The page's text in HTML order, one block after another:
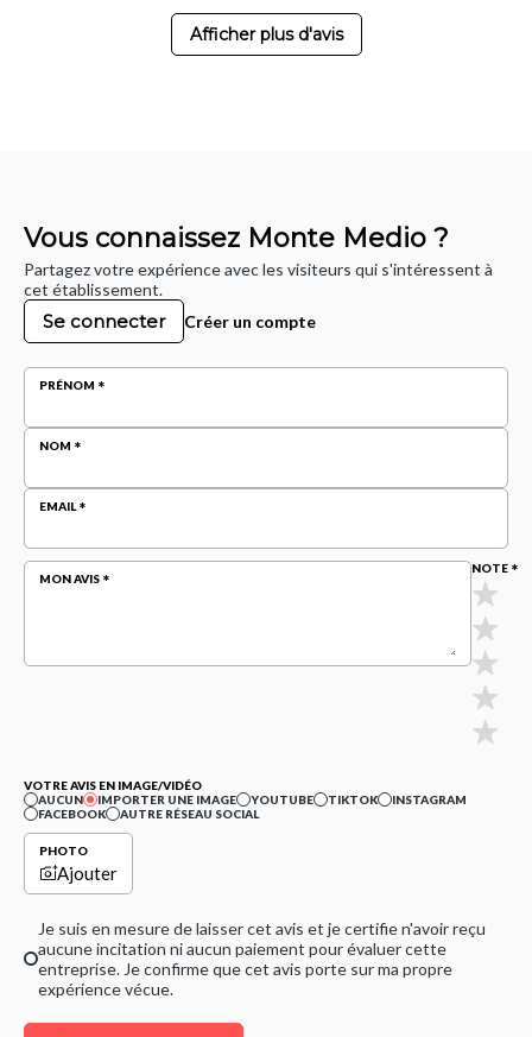
Afficher plus d'avis
Vous connaissez Monte Medio ?
Partagez votre expérience avec les visiteurs qui s'intéressent à
cet établissement.
Se connecter Créer un compte
PRÉNOM
NOM
EMAIL
MON AVIS
NOTE
VOTRE AVIS EN IMAGE/VIDÉO
AUCUN
IMPORTER UNE IMAGE YOUTUBE TIKTOK
INSTAGRAM
FACEBOOK
AUTRE RÉSEAU SOCIAL
PHOTO
Ajouter
Je suis en mesure de laisser cet avis et je certifie n'avoir reçu
aucune incitation ni aucun paiement pour évaluer cette
entreprise. Je confirme que cet avis porte sur ma propre
expérience vécue.